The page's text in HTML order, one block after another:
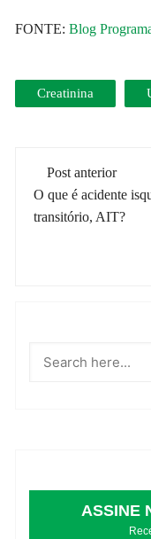
FONTE:Blog
Creatinina
de
Post anterior
O que é acidente
transitório, AIT?
ASSINE